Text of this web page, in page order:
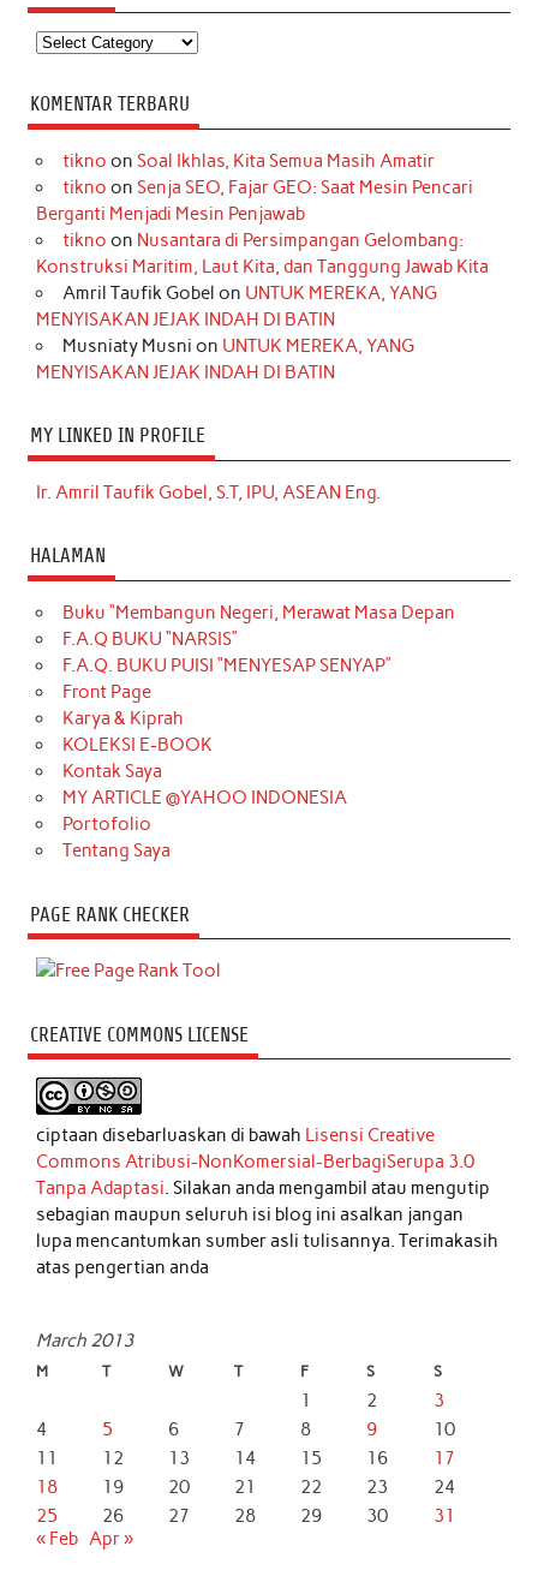
Kategori
KOMENTAR TERBARU
tikno on Soal Ikhlas, Kita Semua Masih Amatir
tikno on Senja SEO, Fajar GEO: Saat Mesin Pencari
Berganti Menjadi Mesin Penjawab
tikno on Nusantara di Persimpangan Gelombang:
Konstruksi Maritim, Laut Kita, dan Tanggung Jawab Kita
Amril Taufik Gobel on UNTUK MEREKA, YANG
MENYISAKAN JEJAK INDAH DI BATIN
Musniaty Musni on UNTUK MEREKA, YANG
MENYISAKAN JEJAK INDAH DI BATIN
MY LINKED IN PROFILE
Ir. Amril Taufik Gobel, S.T, IPU, ASEAN Eng.
HALAMAN
Buku “Membangun Negeri, Merawat Masa Depan
F.A.Q BUKU “NARSIS”
F.A.Q. BUKU PUISI “MENYESAP SENYAP”
Front Page
Karya & Kiprah
KOLEKSI E-BOOK
Kontak Saya
MY ARTICLE @YAHOO INDONESIA
Portofolio
Tentang Saya
PAGE RANK CHECKER
CREATIVE COMMONS LICENSE
ciptaan disebarluaskan di bawah Lisensi Creative
Commons Atribusi-NonKomersial-BerbagiSerupa 3.0
Tanpa Adaptasi. Silakan anda mengambil atau mengutip
sebagian maupun seluruh isi blog ini asalkan jangan
lupa mencantumkan sumber asli tulisannya. Terimakasih
atas pengertian anda
March 2013
M T W T F S S
1 2
3
4
5 6 7 8 9
10
11
12 13 14 15 16
17
18
19 20 21 22 23
24
25
26 27 28 29 30
31
« Feb Apr »